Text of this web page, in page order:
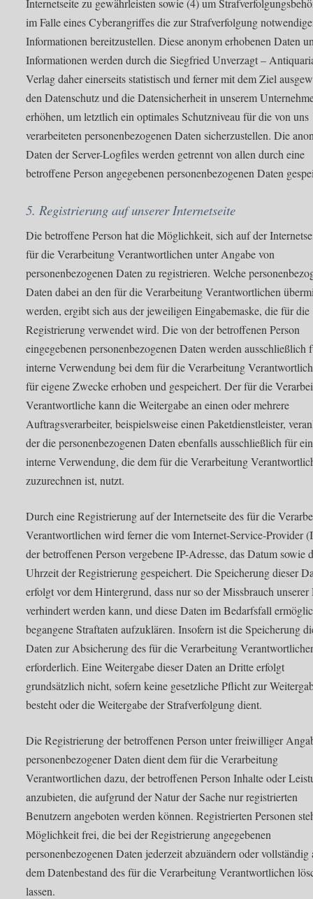
Internetseite zu gewährleisten sowie (4) um
im Falle eines Cyberangriffes die zur Strafverfolgung
Informationen bereitzustellen. Diese anonym erhobenen Daten
Informationen werden durch die Siegfried Unverzagt –
Verlag daher einerseits statistisch und ferner mit dem Ziel
den Datenschutz und die Datensicherheit in unserem
erhöhen, um letztlich ein optimales Schutzniveau für die von uns
verarbeiteten personenbezogenen Daten sicherzustellen. Die
Daten der Server-Logfiles werden getrennt von allen durch eine
betroffene Person angegebenen personenbezogenen Daten
5. Registrierung auf unserer Internetseite
Die betroffene Person hat die Möglichkeit, sich auf der
für die Verarbeitung Verantwortlichen unter Angabe von
personenbezogenen Daten zu registrieren. Welche
Daten dabei an den für die Verarbeitung Verantwortlichen
werden, ergibt sich aus der jeweiligen Eingabemaske, die für die
Registrierung verwendet wird. Die von der betroffenen Person
eingegebenen personenbezogenen Daten werden ausschließlich
interne Verwendung bei dem für die Verarbeitung
für eigene Zwecke erhoben und gespeichert. Der für die
Verantwortliche kann die Weitergabe an einen oder mehrere
Auftragsverarbeiter, beispielsweise einen Paketdienstleister,
der die personenbezogenen Daten ebenfalls ausschließlich für
interne Verwendung, die dem für die Verarbeitung
zuzurechnen ist, nutzt.
Durch eine Registrierung auf der Internetseite des für die
Verantwortlichen wird ferner die vom Internet-Service-Provider
der betroffenen Person vergebene IP-Adresse, das Datum sowie
Uhrzeit der Registrierung gespeichert. Die Speicherung dieser
erfolgt vor dem Hintergrund, dass nur so der Missbrauch unserer
verhindert werden kann, und diese Daten im Bedarfsfall
begangene Straftaten aufzuklären. Insofern ist die Speicherung
Daten zur Absicherung des für die Verarbeitung
erforderlich. Eine Weitergabe dieser Daten an Dritte erfolgt
grundsätzlich nicht, sofern keine gesetzliche Pflicht zur
besteht oder die Weitergabe der Strafverfolgung dient.
Die Registrierung der betroffenen Person unter freiwilliger
personenbezogener Daten dient dem für die Verarbeitung
Verantwortlichen dazu, der betroffenen Person Inhalte oder
anzubieten, die aufgrund der Natur der Sache nur registrierten
Benutzern angeboten werden können. Registrierten Personen
Möglichkeit frei, die bei der Registrierung angegebenen
personenbezogenen Daten jederzeit abzuändern oder vollständig
dem Datenbestand des für die Verarbeitung Verantwortlichen
lassen.